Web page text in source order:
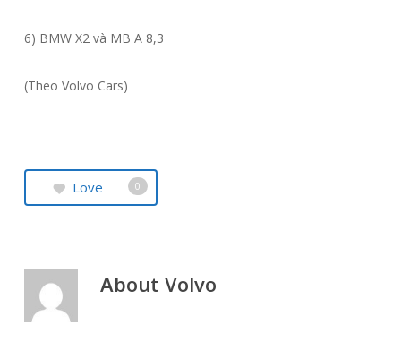
6) BMW X2 và MB A 8,3
(Theo Volvo Cars)
Love 0
About Volvo